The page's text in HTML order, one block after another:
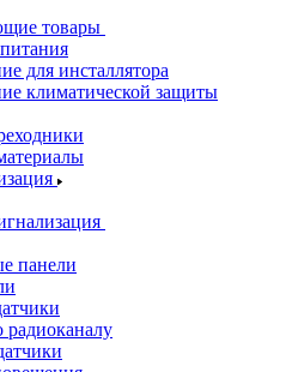
товары
для инсталлятора
климатической защиты
панели
радиоканалу